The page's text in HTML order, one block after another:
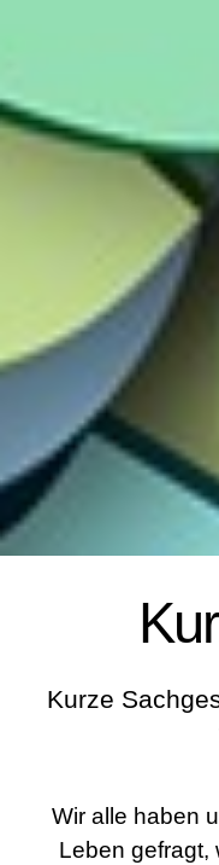
Kurze
Wir alle haben
Leben gefragt,